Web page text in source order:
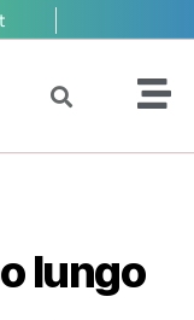
lungo